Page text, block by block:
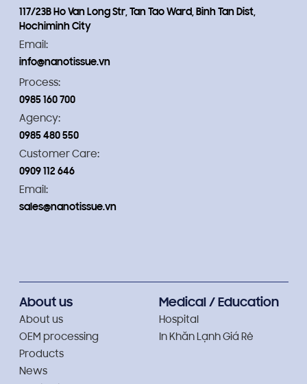
117/23B Ho Van Long Str, Tan Tao Ward, Binh Tan Dist,
Hochiminh City
Email:
info@nanotissue.vn
Process:
0985 160 700
Agency:
0985 480 550
Customer Care:
0909 112 646
Email:
sales@nanotissue.vn
About us
About us
OEM processing
Products
News
Medical / Education
Hospital
In Khăn Lạnh Giá Rẻ